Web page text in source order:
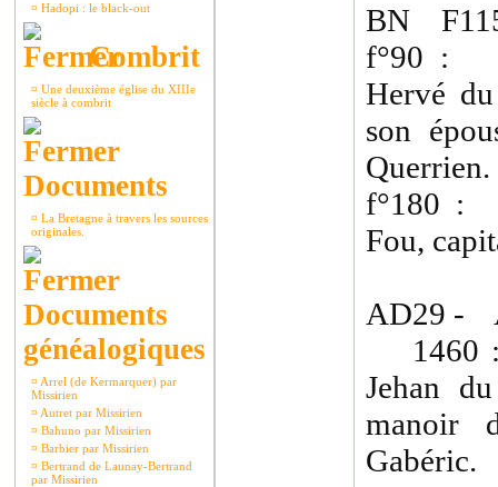
¤ Hadopi : le black-out
Combrit
¤ Une deuxième église du XIIIe
siècle à combrit
Documents
¤ La Bretagne à travers les sources
originales.
Documents
généalogiques
¤ Arrel (de Kermarquer) par
Missirien
¤ Autret par Missirien
¤ Bahuno par Missirien
¤ Barbier par Missirien
¤ Bertrand de Launay-Bertrand
par Missirien
BN
f°90 :
Hervé
son
Querrien.
f°180 :
Fou,
AD29 -
1460 :
Jehan
manoir
Gabéric.